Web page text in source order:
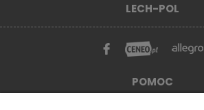
LECH-POL
POMOC